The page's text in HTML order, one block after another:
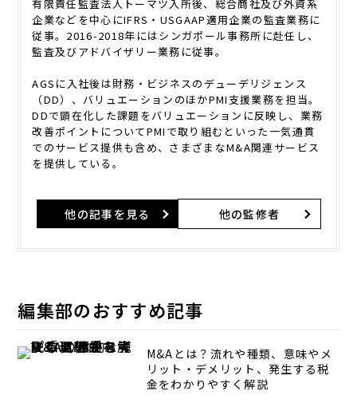
有限責任監査法人トーマツ入所後、総合商社及び外資系
企業などを中心にIFRS・USGAAP適用企業の監査業務に
従事。2016-2018年にはシンガポール事務所に赴任し、
監査及びアドバイザリー業務に従事。
AGSに入社後は財務・ビジネスのデューデリジェンス
（DD）、バリュエーションのほかPMI支援業務を担当。
DDで顕在化した課題をバリュエーションに反映し、業務
改善ポイントについてPMIで取り組むといった一気通貫
でのサービス提供も含め、さまざまなM&A関連サービス
を提供している。
他の記事を見る 他の監修者
編集部のおすすめ記事
M&Aとは？流れや種類、意味やメ
リット・デメリット、発生する税
金をわかりやすく解説